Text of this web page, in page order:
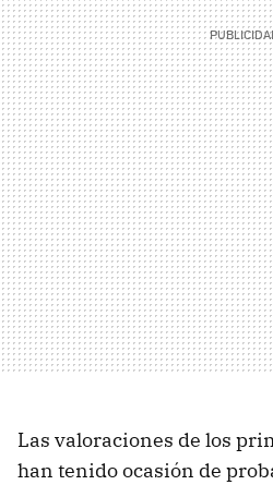
Las valoraciones de los
han tenido ocasión de